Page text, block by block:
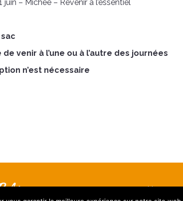
juin – Michée – Revenir à l’essentiel
venir à l’une ou à l’autre des journées
n’est nécessaire
Nous